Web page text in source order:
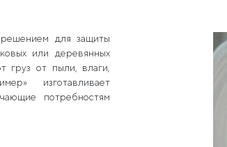
для защиты
или деревянных
груз от пыли, влаги,
изготавливает
потребностям